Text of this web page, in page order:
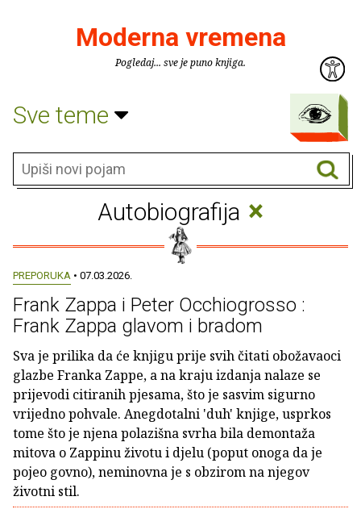
Moderna vremena
Pogledaj... sve je puno knjiga.
Sve teme
Autobiografija ×
PREPORUKA • 07.03.2026.
Frank Zappa i Peter Occhiogrosso :
Frank Zappa glavom i bradom
Sva je prilika da će knjigu prije svih čitati obožavaoci
glazbe Franka Zappe, a na kraju izdanja nalaze se
prijevodi citiranih pjesama, što je sasvim sigurno
vrijedno pohvale. Anegdotalni 'duh' knjige, usprkos
tome što je njena polazišna svrha bila demontaža
mitova o Zappinu životu i djelu (poput onoga da je
pojeo govno), neminovna je s obzirom na njegov
životni stil.